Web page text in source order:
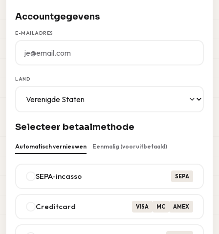
Accountgegevens
E-MAILADRES
LAND
Selecteer betaalmethode
Automatisch vernieuwen Eenmalig (vooruitbetaald)
SEPA-incasso SEPA
Creditcard VISA MC AMEX